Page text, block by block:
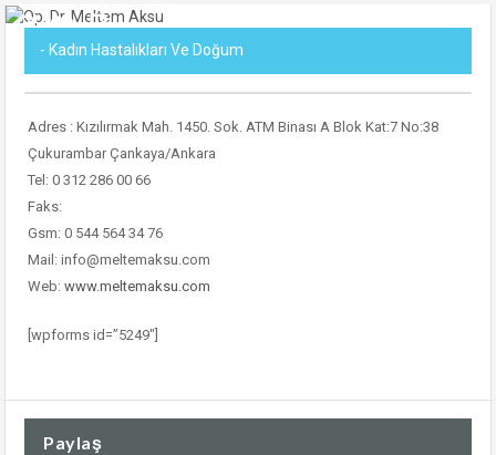
- Kadın Hastalıkları Ve Doğum
Adres : Kızılırmak Mah. 1450. Sok. ATM Binası A Blok Kat:7 No:38
Çukurambar Çankaya/Ankara
Tel: 0 312 286 00 66
Faks:
Gsm: 0 544 564 34 76
Mail: info@meltemaksu.com
Web: www.meltemaksu.com
[wpforms id=”5249″]
Paylaş